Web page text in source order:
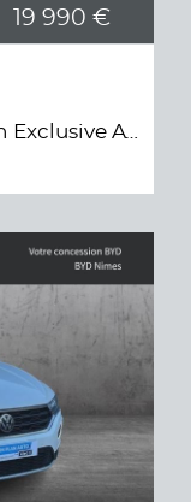
19 990 €
2.0 Skyactiv-X M-Hybrid 180ch Exclusive AWD BVA